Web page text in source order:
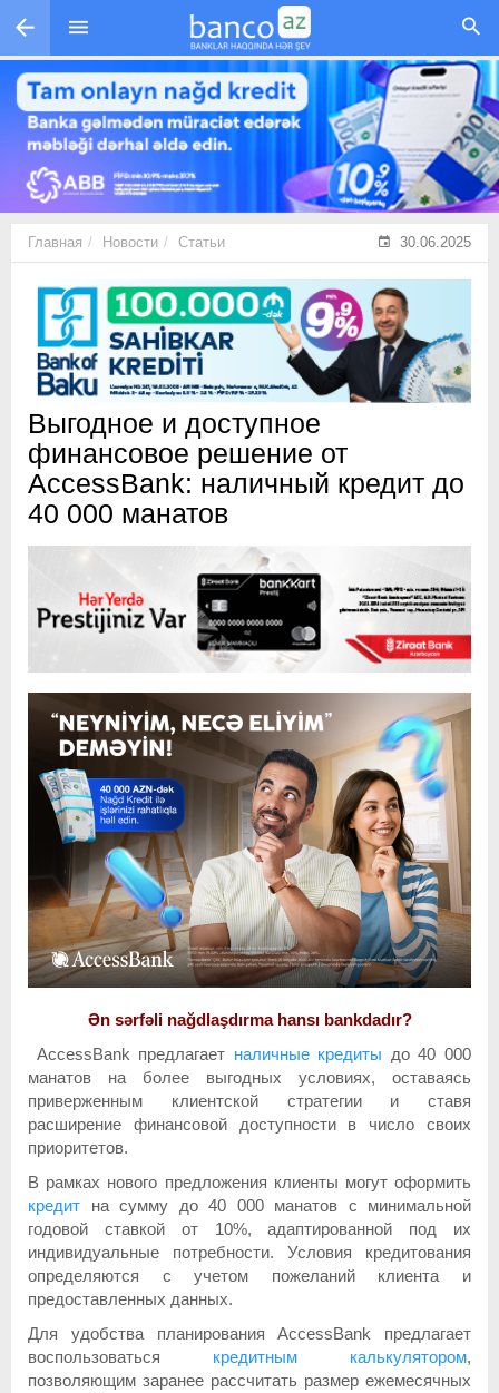
Перейти к основному содержанию
Главная Новости Статьи 30.06.2025
Выгодное и доступное
финансовое решение от
AccessBank: наличный кредит до
40 000 манатов
Ən sərfəli nağdlaşdırma hansı bankdadır?
AccessBank предлагает наличные кредиты до 40 000
манатов на более выгодных условиях, оставаясь
приверженным клиентской стратегии и ставя
расширение финансовой доступности в число своих
приоритетов.
В рамках нового предложения клиенты могут оформить
кредит на сумму до 40 000 манатов с минимальной
годовой ставкой от 10%, адаптированной под их
индивидуальные потребности. Условия кредитования
определяются с учетом пожеланий клиента и
предоставленных данных.
Для удобства планирования AccessBank предлагает
воспользоваться кредитным калькулятором,
позволяющим заранее рассчитать размер ежемесячных